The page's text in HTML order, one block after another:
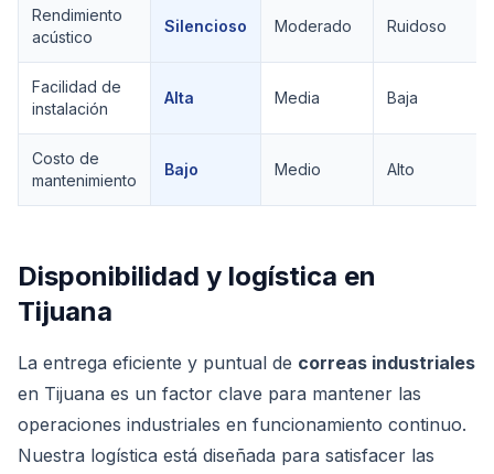
Rendimiento
acústico
Silencioso Moderado Ruidoso
Facilidad de
instalación
Alta Media Baja
Costo de
mantenimiento
Bajo Medio Alto
Disponibilidad y logística en
Tijuana
La entrega eficiente y puntual de correas industriales
en Tijuana es un factor clave para mantener las
operaciones industriales en funcionamiento continuo.
Nuestra logística está diseñada para satisfacer las